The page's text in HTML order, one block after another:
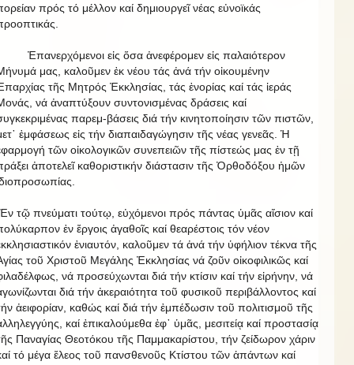
πρός τό μέλλον καί δημιουργεῖ νέας εὐνοϊκάς
εἰς ὅσα ἀνεφέρομεν εἰς παλαιότερον
μας, καλοῦμεν ἐκ νέου τάς ἀνά τήν οἰκουμένην
τῆς Μητρός Ἐκκλησίας, τάς ἐνορίας καί τάς ἱεράς
νά ἀναπτύξουν συντονισμένας δράσεις καί
παρεμ-βάσεις διά τήν κινητοποίησιν τῶν πιστῶν,
ἐμφάσεως εἰς τήν διαπαιδαγώγησιν τῆς νέας γενεᾶς. Ἡ
τῶν οἰκολογικῶν συνεπειῶν τῆς πίστεώς μας ἐν τῇ
ἀποτελεῖ καθοριστικήν διάστασιν τῆς Ὀρθοδόξου ἡμῶν
τῷ πνεύματι τούτῳ, εὐχόμενοι πρός πάντας ὑμᾶς αἴσιον καί
ἐν ἔργοις ἀγαθοῖς καί θεαρέστοις τόν νέον
ἐνιαυτόν, καλοῦμεν τά ἀνά τήν ὑφήλιον τέκνα τῆς
τοῦ Χριστοῦ Μεγάλης Ἐκκλησίας νά ζοῦν οἰκοφιλικῶς καί
νά προσεύχωνται διά τήν κτίσιν καί τήν εἰρήνην, νά
διά τήν ἀκεραιότητα τοῦ φυσικοῦ περιβάλλοντος καί
ἀειφορίαν, καθώς καί διά τήν ἐμπέδωσιν τοῦ πολιτισμοῦ τῆς
καί ἐπικαλούμεθα ἐφ᾿ ὑμᾶς, μεσιτείᾳ καί προστασίᾳ
Παναγίας Θεοτόκου τῆς Παμμακαρίστου, τήν ζείδωρον χάριν
τό μέγα ἔλεος τοῦ πανσθενοῦς Κτίστου τῶν ἁπάντων καί